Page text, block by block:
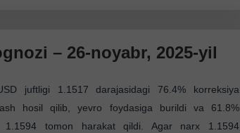
– 26-noyabr, 2025-yil
juftligi 1.1517 darajasidagi 76.4% korreksiya
hosil qilib, yevro foydasiga burildi va 61.8%
1.1594 tomon harakat qildi. Agar narx 1.1594